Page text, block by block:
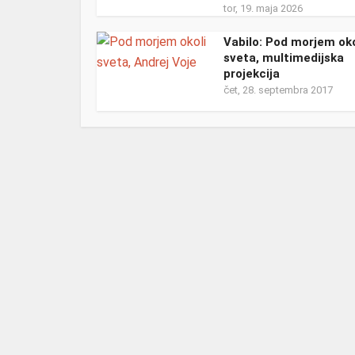
tor, 19. maja 2026
Vabilo: Pod morjem
sveta, multimedijska
projekcija
čet, 28. septembra 2017